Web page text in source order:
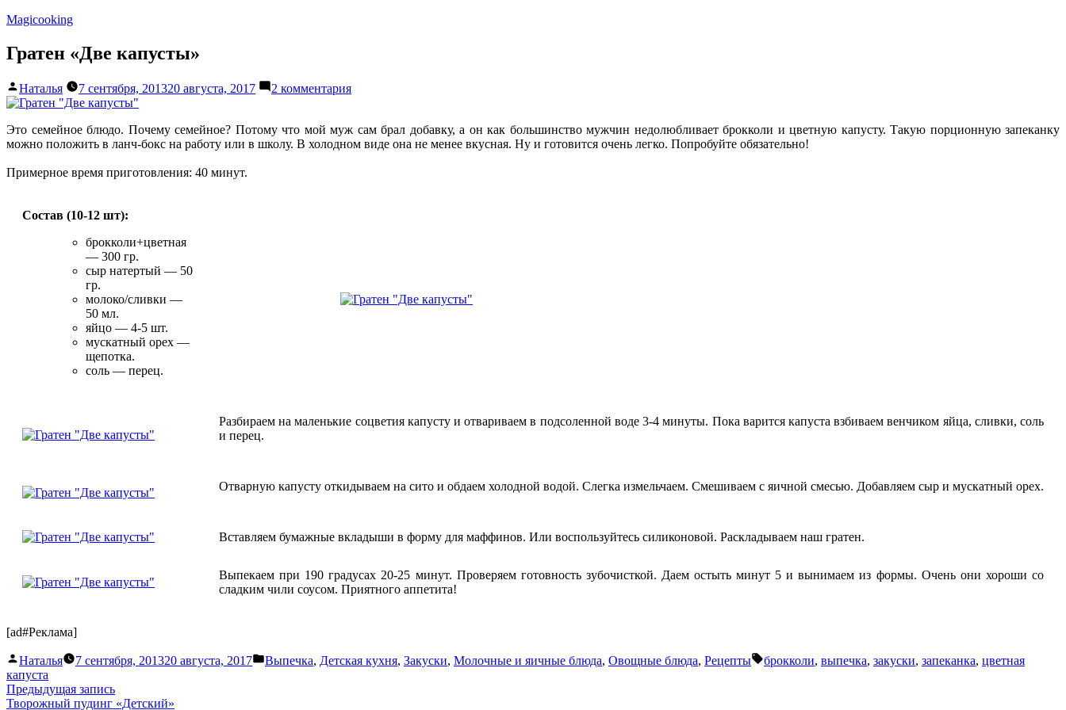
Перейти
содержимому
Magicooking
Гратен «Две капусты»
Написано
автором
Наталья 7 сентября, 201320 августа, 2017 2 комментарияк
«Две
капусты»
Это семейное блюдо. Почему семейное? Потому что мой муж сам брал добавку, а он как большинство мужчин недолюбливает брокколи и цветную капусту. Такую порционную запеканку
можно положить в ланч-бокс на работу или в школу. В холодном виде она не менее вкусная. Ну и готовится очень легко. Попробуйте обязательно!
Примерное время приготовления: 40 минут.
Состав (10-12 шт):
брокколи+цветная
— 300 гр.
сыр натертый — 50
гр.
молоко/сливки —
50 мл.
яйцо — 4-5 шт.
мускатный орех —
щепотка.
соль — перец.
Разбираем на маленькие соцветия капусту и отвариваем в подсоленной воде 3-4 минуты. Пока варится капуста взбиваем венчиком яйца, сливки, соль
и перец.
Отварную капусту откидываем на сито и обдаем холодной водой. Слегка измельчаем. Смешиваем с яичной смесью. Добавляем сыр и мускатный орех.
Вставляем бумажные вкладыши в форму для маффинов. Или воспользуйтесь силиконовой. Раскладываем наш гратен.
Выпекаем при 190 градусах 20-25 минут. Проверяем готовность зубочисткой. Даем остыть минут 5 и вынимаем из формы. Очень они хороши со
сладким чили соусом. Приятного аппетита!
[ad#Реклама]
Написано
автором
Наталья 7 сентября, 201320 августа, 2017
Написано
Выпечка, Детская кухня, Закуски, Молочные и яичные блюда, Овощные блюда, Рецепты Метки:
брокколи, выпечка, закуски, запеканка, цветная
капуста
Навигация
Предыдущая записьПредыдущая
запись:
Творожный пудинг «Детский»